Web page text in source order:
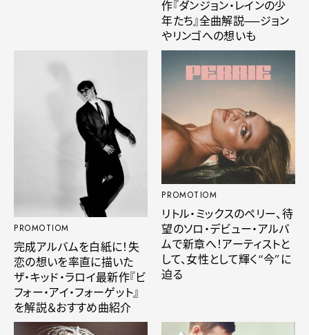
作『ダンジョン・レインの少
年たち』全曲解説──ジョン
やリンゴへの想いも
PROMOTIOM
完成アルバムを白紙に！失
恋の想いを率直に描いた
ザ・キッド・ラロイ最新作『ビ
フォー・アイ・フォーゲット』
を解説＆おすすめ曲紹介
PROMOTIOM
リトル・ミックスのペリー、待
望のソロ・デビュー・アルバ
ムで新章へ！アーティストと
して、女性として輝く“今”に
迫る